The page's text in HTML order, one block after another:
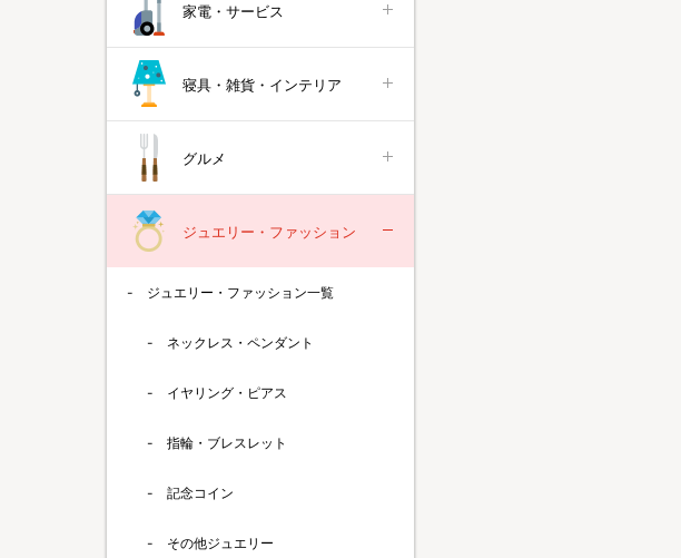
家電・サービス
寝具・雑貨・インテリア
グルメ
ジュエリー・ファッション
ジュエリー・ファッション一覧
ネックレス・ペンダント
イヤリング・ピアス
指輪・ブレスレット
記念コイン
その他ジュエリー